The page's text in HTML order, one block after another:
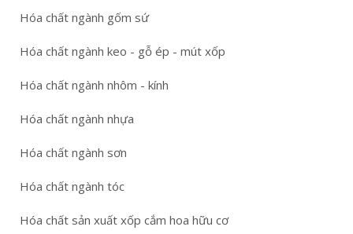
Hóa chất ngành gốm sứ
Hóa chất ngành keo - gỗ ép - mút xốp
Hóa chất ngành nhôm - kính
Hóa chất ngành nhựa
Hóa chất ngành sơn
Hóa chất ngành tóc
Hóa chất sản xuất xốp cắm hoa hữu cơ